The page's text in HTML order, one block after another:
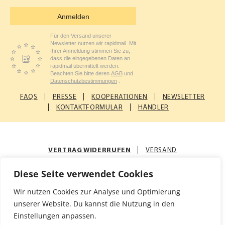
Diese Seite verwendet Cookies
Wir nutzen Cookies zur Analyse und Optimierung
unserer Website. Du kannst die Nutzung in den
Einstellungen anpassen.
Anmelden
Für den Versand unserer
Newsletter nutzen wir rapidmail. Mit
Ihrer Anmeldung stimmen Sie zu,
dass die eingegebenen Daten an
rapidmail übermittelt werden.
Beachten Sie bitte deren AGB und
Datenschutzbestimmungen
FAQS PRESSE KOOPERATIONEN
NEWSLETTER
KONTAKTFORMULAR
HÄNDLER
VERTRAG WIDERRUFEN
VERSAND
Impressum
Datenschutz